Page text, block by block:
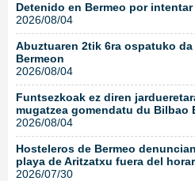
Detenido en Bermeo por
2026/08/04
Abuztuaren 2tik 6ra ospatuko da
Bermeon
2026/08/04
Funtsezkoak ez diren
mugatzea gomendatu du Bilbao
2026/08/04
Hosteleros de Bermeo
playa de Aritzatxu fuera del
2026/07/30